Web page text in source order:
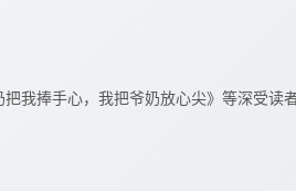
我捧手心，我把爷奶放心尖》等深受读